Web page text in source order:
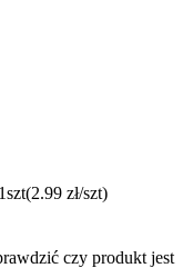
1szt(2.99 zł/szt)
czy produkt jest